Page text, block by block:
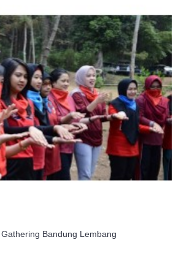
Bandung Lembang